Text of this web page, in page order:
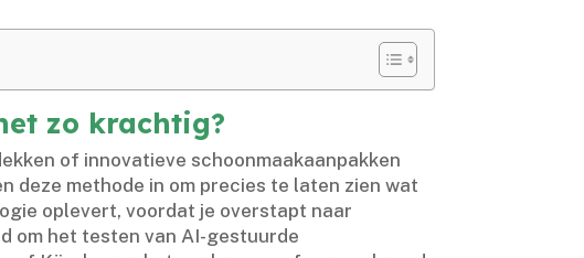
zo krachtig?
of innovatieve schoonmaakaanpakken
deze methode in om precies te laten zien wat
oplevert, voordat je overstapt naar
om het testen van AI-gestuurde